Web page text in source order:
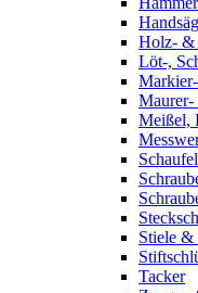
Holz- &
Löt-,
Maurer-
Meißel,
Stiele &
Tacker